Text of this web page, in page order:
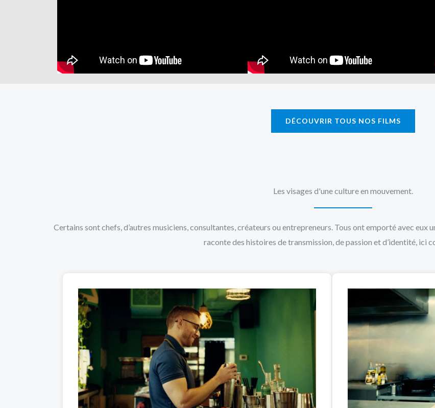
DÉCOUVRIR TOUS NOS FILMS
Les visages d'une culture en mouvement.
Certains sont chefs, d’autres musiciens, consultantes, créateurs ou entrepreneurs. Tous ont emporté avec eux
raconte des histoires de transmission, de passion et d’identité, ici